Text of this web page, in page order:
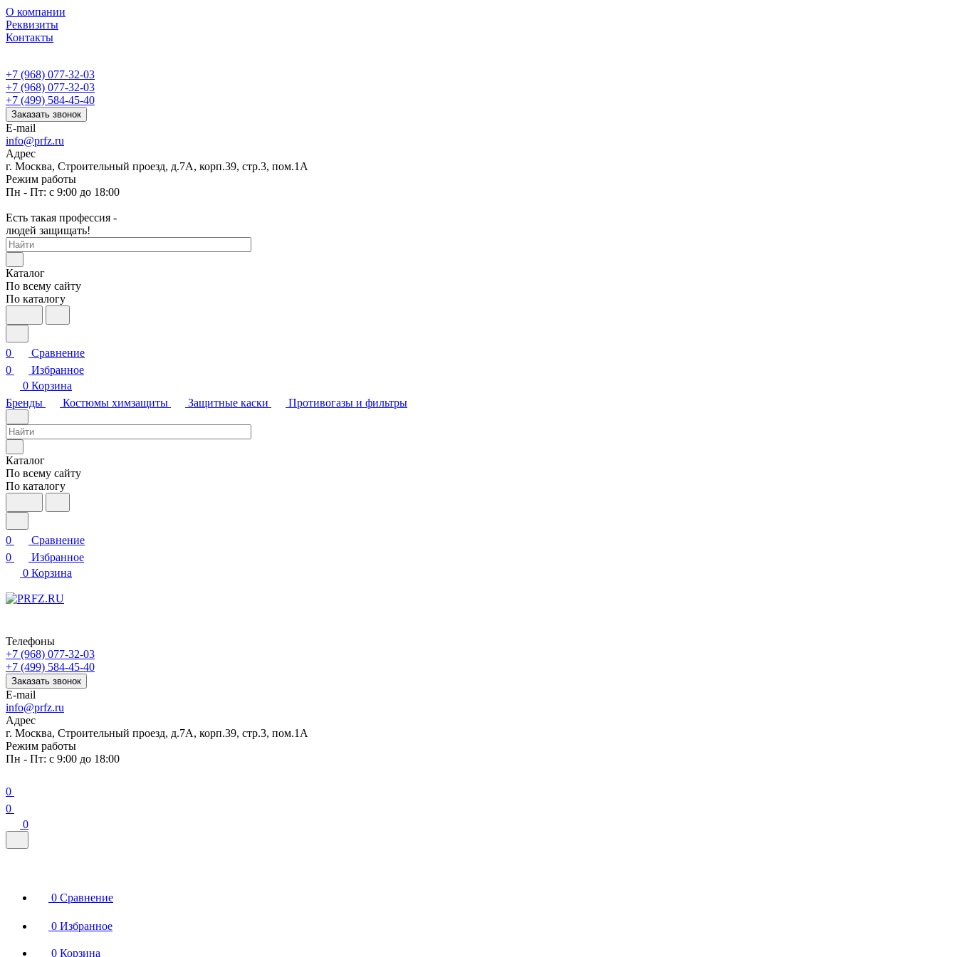
О компании
Реквизиты
Контакты
+7 (968) 077-32-03
+7 (968) 077-32-03
+7 (499) 584-45-40
Заказать звонок
E-mail
info@prfz.ru
Адрес
г. Москва, Строительный проезд, д.7А, корп.39, стр.3, пом.1А
Режим работы
Пн - Пт: с 9:00 до 18:00
Есть такая профессия -
людей защищать!
Каталог
По всему сайту
По каталогу
0
Сравнение
0
Избранное
0 Корзина
Бренды
Костюмы химзащиты Защитные каски Противогазы и фильтры
Каталог
По всему сайту
По каталогу
0
Сравнение
0
Избранное
0 Корзина
Телефоны
+7 (968) 077-32-03
+7 (499) 584-45-40
Заказать звонок
E-mail
info@prfz.ru
Адрес
г. Москва, Строительный проезд, д.7А, корп.39, стр.3, пом.1А
Режим работы
Пн - Пт: с 9:00 до 18:00
0
0
0
0 Сравнение
0 Избранное
0 Корзина